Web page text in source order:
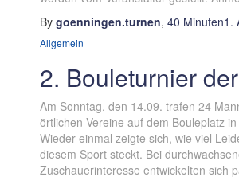
By goenningen.turnen, 40 Minuten1.
Allgemein
2. Bouleturnier
Am Sonntag, den 14.09. trafen 24
örtlichen Vereine auf dem Bouleplatz
Wieder einmal zeigte sich, wie viel
diesem Sport steckt. Bei
Zuschauerinteresse entwickelten sich